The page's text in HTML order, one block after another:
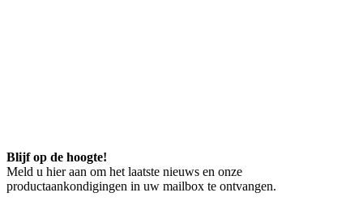
Blijf op de hoogte!
Meld u hier aan om het laatste nieuws en onze
productaankondigingen in uw mailbox te ontvangen.